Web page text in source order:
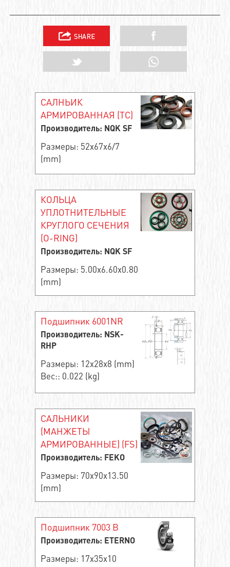
САЛНЬИК
АРМИРОВАННАЯ (TC)
Производитель: NQK SF
Размеры: 52x67x6/7
(mm)
КОЛЬЦА
УПЛОТНИТЕЛЬНЫЕ
КРУГЛОГО СЕЧЕНИЯ
(O-RING)
Производитель: NQK SF
Размеры: 5.00x6.60x0.80
(mm)
Подшипник 6001NR
Производитель: NSK-
RHP
Размеры: 12x28x8 (mm)
Вес:: 0.022 (kg)
САЛЬНИКИ
(МАНЖЕТЫ
АРМИРОВАННЫЕ) (FS)
Производитель: FEKO
Размеры: 70x90x13.50
(mm)
Подшипник 7003 B
Производитель: ETERNO
Размеры: 17x35x10